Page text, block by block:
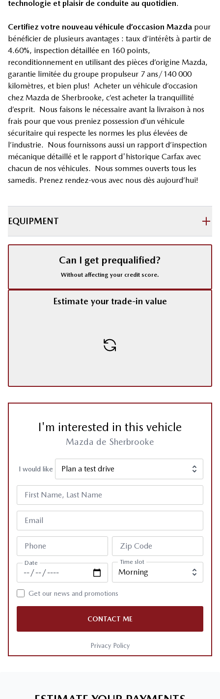
technologie et plaisir de conduite au quotidien.
Certifiez votre nouveau véhicule d’occasion Mazda pour
bénéficier de plusieurs avantages : taux d’intérêts à partir de
4.60%, inspection détaillée en 160 points,
reconditionnement en utilisant des pièces d’origine Mazda,
garantie limitée du groupe propulseur 7 ans/140 000
kilomètres, et bien plus! Acheter un véhicule d’occasion
chez Mazda de Sherbrooke, c’est acheter la tranquillité
d’esprit. Nous faisons le nécessaire avant la livraison à nos
frais pour que vous preniez possession d’un véhicule
sécuritaire qui respecte les normes les plus élevées de
l’industrie. Nous fournissons aussi un rapport d’inspection
mécanique détaillé et le rapport d'historique Carfax avec
chacun de nos véhicules. Nous sommes ouverts tous les
samedis. Prenez rendez-vous avec nous dès aujourd’hui!
EQUIPMENT
I'm interested in this vehicle
Mazda de Sherbrooke
I would like
First Name, Last Name
Email
Phone Zip Code
Date Time slot
Get our news and promotions
CONTACT ME
Privacy Policy
Can I get prequalified?
Without affecting your credit score.
Estimate your trade-in value